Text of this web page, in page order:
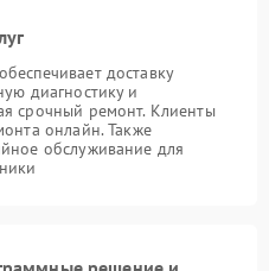
доставку
диагностику и
срочный ремонт. Клиенты
онлайн. Также
обслуживание для